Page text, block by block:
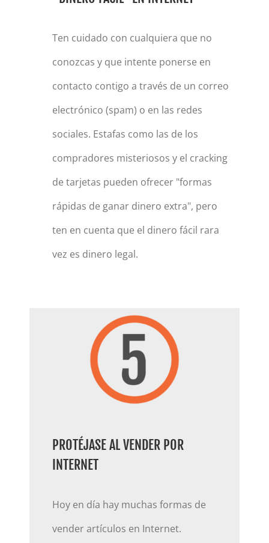
Ten cuidado con cualquiera que no
conozcas y que intente ponerse en
contacto contigo a través de un correo
electrónico (spam) o en las redes
sociales. Estafas como las de los
compradores misteriosos y el cracking
de tarjetas pueden ofrecer "formas
rápidas de ganar dinero extra", pero
ten en cuenta que el dinero fácil rara
vez es dinero legal.
PROTÉJASE AL VENDER POR
INTERNET
Hoy en día hay muchas formas de
vender artículos en Internet.